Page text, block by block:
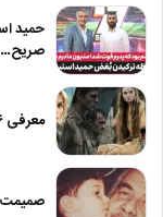
حمید
صریح…
معرفی ۶ مینی سریال ۲۰۲۵ که نباید از دست بدهید!
صمیمت